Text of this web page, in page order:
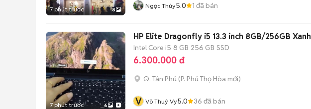
7 phút trước 8 Ngọc Thúy5.0 1 đã bán
7 phút trước 6
HP Elite Dragonfly i5 13.3 inch 8GB/256GB Xanh
Intel Core i5 8 GB 256 GB SSD
6.300.000 đ
Q. Tân Phú (P. Phú Thọ Hòa mới)
V Võ Thuý Vy5.0 36 đã bán